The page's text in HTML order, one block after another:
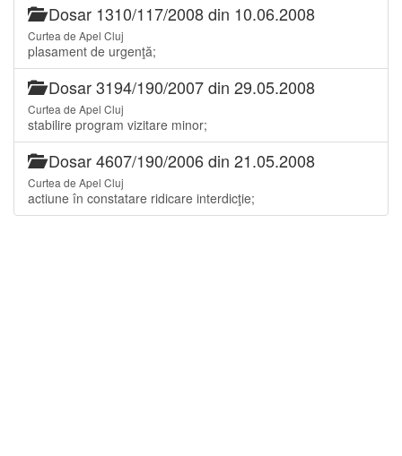
Dosar 1310/117/2008 din 10.06.2008
Curtea de Apel Cluj
plasament de urgenţă;
Dosar 3194/190/2007 din 29.05.2008
Curtea de Apel Cluj
stabilire program vizitare minor;
Dosar 4607/190/2006 din 21.05.2008
Curtea de Apel Cluj
actiune în constatare ridicare interdicţie;